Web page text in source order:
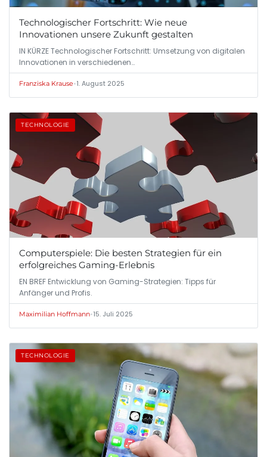
Technologischer Fortschritt: Wie neue
Innovationen unsere Zukunft gestalten
IN KÜRZE Technologischer Fortschritt: Umsetzung von digitalen
Innovationen in verschiedenen…
Franziska Krause•1. August 2025
TECHNOLOGIE
Computerspiele: Die besten Strategien für ein
erfolgreiches Gaming-Erlebnis
EN BREF Entwicklung von Gaming-Strategien: Tipps für
Anfänger und Profis.
Maximilian Hoffmann•15. Juli 2025
TECHNOLOGIE